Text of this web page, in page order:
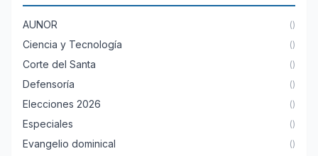
AUNOR ()
Ciencia y Tecnología ()
Corte del Santa ()
Defensoría ()
Elecciones 2026 ()
Especiales ()
Evangelio dominical ()